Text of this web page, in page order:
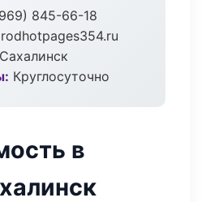
845-66-18
Круглосуточно
в